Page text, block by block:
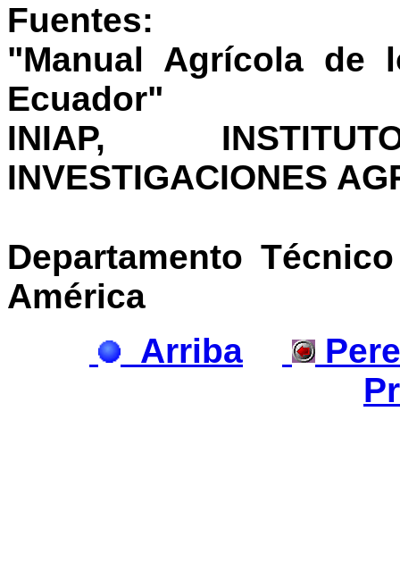
Fuentes:
"Manual Agrícola de
Ecuador"
INIAP,
INVESTIGACIONES
Departamento
América
Arriba